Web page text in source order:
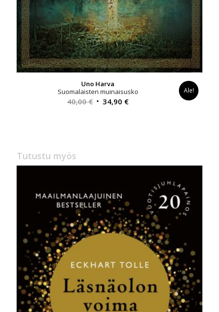
Uno Harva
Suomalaisten muinaisusko
40,00€ Alkuperäinen
34,90 €Nykyinen
Ale!
Tutustu myös